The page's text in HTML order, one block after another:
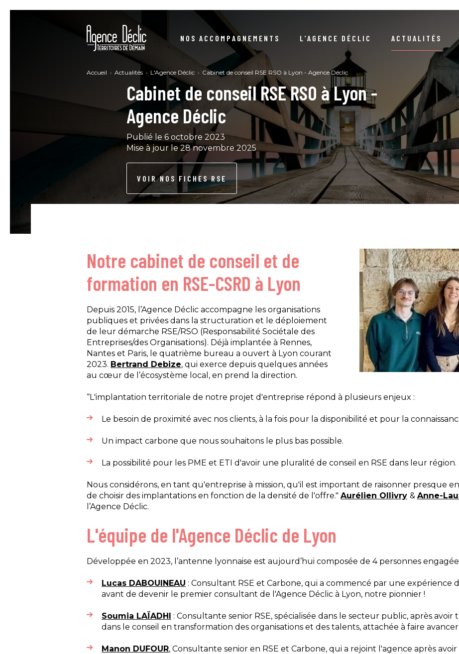
NOS ACCOMPAGNEMENTS
STRUCTURER VOS DÉMARCHES RSE
SE CONFORMER À LA DIRECTIVE CSRD
CONSTRUIRE VOTRE STRATÉGIE BAS-CARBONE
DEVENIR UNE ENTREPRISE À MISSION
SE FORMER RSE - MARCHÉ PUBLIC
ACHATS PUBLICS – ACHATS RESPONSABLES
L’AGENCE DÉCLIC
NOTRE RAISON D’ÊTRE
NOTRE DÉMARCHE RSE
NOS RÉFÉRENCES CLIENTS
NOTRE ÉQUIPE
NOUS REJOINDRE
ACTUALITÉS
ARTICLES
EVÉNEMENTS
LIVRE D’OR
NEWSLETTERS / DOSSIERS RSE
COMPRENDRE LA DURABILITÉ
COMPRENDRE LA COMMANDE PUBLIQUE
GUIDES / LIVRES BLANCS
PODCAST
Accueil Actualités L'Agence Déclic Cabinet de conseil RSE RSO à Lyon - Agence Déclic
Cabinet de conseil RSE RSO à Lyon -
Agence Déclic
Publié le 6 octobre 2023
Mise à jour le 28 novembre 2025
VOIR NOS FICHES RSE
Notre cabinet de conseil et de
formation en RSE-CSRD à Lyon
Depuis 2015, l’Agence Déclic accompagne les organisations
publiques et privées dans la structuration et le déploiement
de leur démarche RSE/RSO (Responsabilité Sociétale des
Entreprises/des Organisations). Déjà implantée à Rennes,
Nantes et Paris, le quatrième bureau a ouvert à Lyon courant
2023. Bertrand Debize, qui exerce depuis quelques années
au cœur de l’écosystème local, en prend la direction.
“L'implantation territoriale de notre projet d'entreprise répond à plusieurs enjeux :
Le besoin de proximité avec nos clients, à la fois pour la disponibilité et pour la
Un impact carbone que nous souhaitons le plus bas possible.
La possibilité pour les PME et ETI d'avoir une pluralité de conseil en RSE dans leur région.
Nous considérons, en tant qu'entreprise à mission, qu'il est important de raisonner presque
de choisir des implantations en fonction de la densité de l'offre." Aurélien Ollivry & Anne-
l’Agence Déclic.
L'équipe de l'Agence Déclic de Lyon
Développée en 2023, l’antenne lyonnaise est aujourd’hui composée de 4 personnes
Lucas DABOUINEAU : Consultant RSE et Carbone, qui a commencé par une expérience
avant de devenir le premier consultant de l'Agence Déclic à Lyon, notre pionnier !
Soumia LAÏADHI : Consultante senior RSE, spécialisée dans le secteur public, après
dans le conseil en transformation des organisations et des talents, attachée à faire
Manon DUFOUR, Consultante senior en RSE et Carbone, qui a rejoint l'agence après